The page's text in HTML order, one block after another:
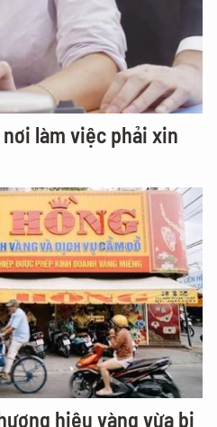
làm việc phải xin
hiệu vàng vừa bị